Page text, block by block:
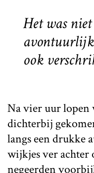
Het was
ook
Na vier uur lopen
dichterbij
langs een drukke
wijkjes ver achter
negeerden